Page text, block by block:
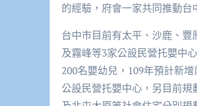
的經驗，府會一家共同推動台
台中市目前有太平、沙鹿、
及霧峰等3家公設民營托嬰中
200名嬰幼兒，109年預計新
公設民營托嬰中心，另目前